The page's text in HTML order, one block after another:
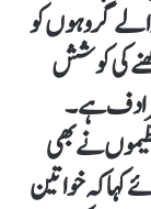
گروہوں کو
کی کوشش
ہے۔
نے بھی
کہا کہ خواتین